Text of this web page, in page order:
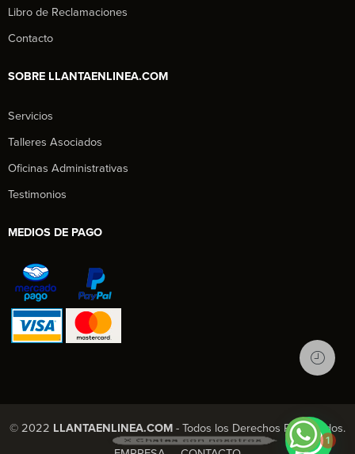
Libro de Reclamaciones
Contacto
SOBRE LLANTAENLINEA.COM
Servicios
Talleres Asociados
Oficinas Administrativas
Testimonios
MEDIOS DE PAGO
© 2022 LLANTAENLINEA.COM - Todos los Derechos Reservados.
X Chatea con nosotros